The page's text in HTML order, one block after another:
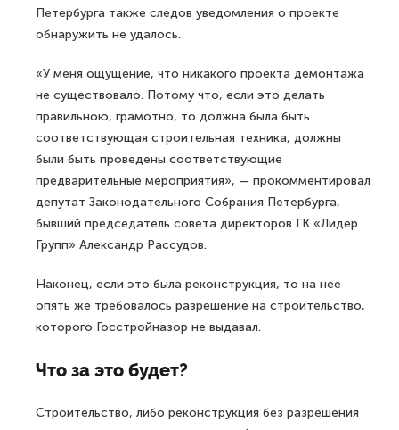
Петербурга также следов уведомления о проекте
обнаружить не удалось.
«У меня ощущение, что никакого проекта демонтажа
не существовало. Потому что, если это делать
правильною, грамотно, то должна была быть
соответствующая строительная техника, должны
были быть проведены соответствующие
предварительные мероприятия», — прокомментировал
депутат Законодательного Собрания Петербурга,
бывший председатель совета директоров ГК «Лидер
Групп» Александр Рассудов.
Наконец, если это была реконструкция, то на нее
опять же требовалось разрешение на строительство,
которого Госстройназор не выдавал.
Что за это будет?
Строительство, либо реконструкция без разрешения